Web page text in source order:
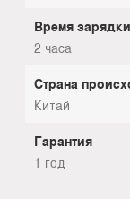
Время зарядки
2 часа
Страна
Китай
Гарантия
1 год